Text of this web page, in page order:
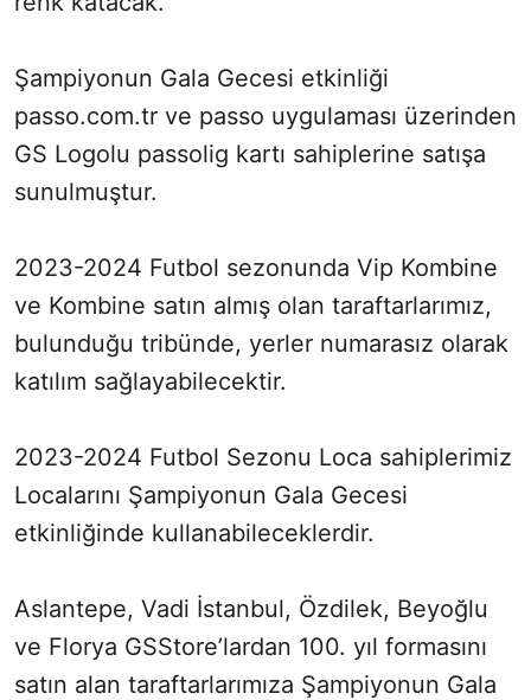
Şampiyonun Gala Gecesi etkinliği
passo.com.tr ve passo uygulaması üzerinden
GS Logolu passolig kartı sahiplerine satışa
sunulmuştur.
2023-2024 Futbol sezonunda Vip Kombine
ve Kombine satın almış olan taraftarlarımız,
bulunduğu tribünde, yerler numarasız olarak
katılım sağlayabilecektir.
2023-2024 Futbol Sezonu Loca sahiplerimiz
Localarını Şampiyonun Gala Gecesi
etkinliğinde kullanabileceklerdir.
Aslantepe, Vadi İstanbul, Özdilek, Beyoğlu
ve Florya GSStore’lardan 100. yıl formasını
satın alan taraftarlarımıza Şampiyonun Gala